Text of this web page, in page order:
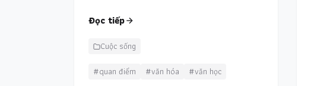
Đọc tiếp
Cuộc sống
#quan điểm
#văn hóa #văn học